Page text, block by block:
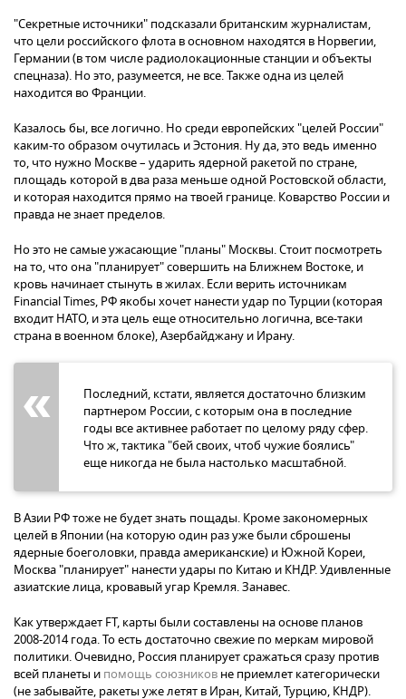
"Секретные источники" подсказали британским журналистам,
что цели российского флота в основном находятся в Норвегии,
Германии (в том числе радиолокационные станции и объекты
спецназа). Но это, разумеется, не все. Также одна из целей
находится во Франции.
Казалось бы, все логично. Но среди европейских "целей России"
каким-то образом очутилась и Эстония. Ну да, это ведь именно
то, что нужно Москве – ударить ядерной ракетой по стране,
площадь которой в два раза меньше одной Ростовской области,
и которая находится прямо на твоей границе. Коварство России и
правда не знает пределов.
Но это не самые ужасающие "планы" Москвы. Стоит посмотреть
на то, что она "планирует" совершить на Ближнем Востоке, и
кровь начинает стынуть в жилах. Если верить источникам
Financial Times, РФ якобы хочет нанести удар по Турции (которая
входит НАТО, и эта цель еще относительно логична, все-таки
страна в военном блоке), Азербайджану и Ирану.
Последний, кстати, является достаточно близким
партнером России, с которым она в последние
годы все активнее работает по целому ряду сфер.
Что ж, тактика "бей своих, чтоб чужие боялись"
еще никогда не была настолько масштабной.
В Азии РФ тоже не будет знать пощады. Кроме закономерных
целей в Японии (на которую один раз уже были сброшены
ядерные боеголовки, правда американские) и Южной Кореи,
Москва "планирует" нанести удары по Китаю и КНДР. Удивленные
азиатские лица, кровавый угар Кремля. Занавес.
Как утверждает FT, карты были составлены на основе планов
2008-2014 года. То есть достаточно свежие по меркам мировой
политики. Очевидно, Россия планирует сражаться сразу против
всей планеты и помощь союзников не приемлет категорически
(не забывайте, ракеты уже летят в Иран, Китай, Турцию, КНДР).